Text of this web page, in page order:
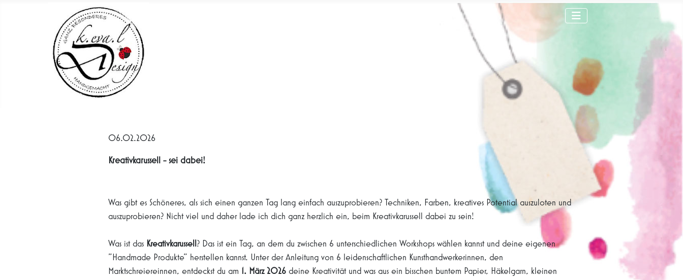
06.02.2026
Kreativkarussell - sei dabei!
Was gibt es Schöneres, als sich einen ganzen Tag lang einfach auszuprobieren? Techniken, Farben, kreatives Potential auszuloten und
auszuprobieren? Nicht viel und daher lade ich dich ganz herzlich ein, beim Kreativkarussell dabei zu sein!
Was ist das Kreativkarussell ? Das ist ein Tag, an dem du zwischen 6 unterschiedlichen Workshops wählen kannst und deine eigenen
"Handmade Produkte" herstellen kannst. Unter der Anleitung von 6 leidenschaftlichen Kunsthandwerkerinnen, den
Marktschreiereinnen, entdeckst du am
1. März 2026deine Kreativität und was aus ein bisschen buntem Papier, Häkelgarn, kleinen